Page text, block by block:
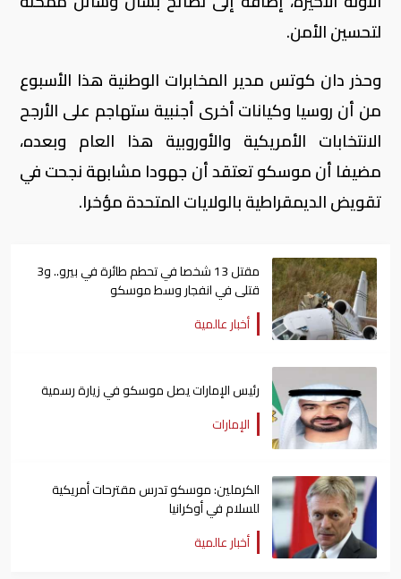
لتحسين الأمن.
وحذر دان كوتس مدير المخابرات الوطنية هذا الأسبوع
من أن روسيا وكيانات أخرى أجنبية ستهاجم على الأرجح
الانتخابات الأمريكية والأوروبية هذا العام وبعده،
مضيفا أن موسكو تعتقد أن جهودا مشابهة نجحت في
تقويض الديمقراطية بالولايات المتحدة مؤخرا.
مقتل 13 شخصا في تحطم طائرة في بيرو.. و3
قتلى في انفجار وسط موسكو
أخبار عالمية
رئيس الإمارات يصل موسكو في زيارة رسمية
الإمارات
الكرملين: موسكو تدرس مقترحات أمريكية
للسلام في أوكرانيا
أخبار عالمية